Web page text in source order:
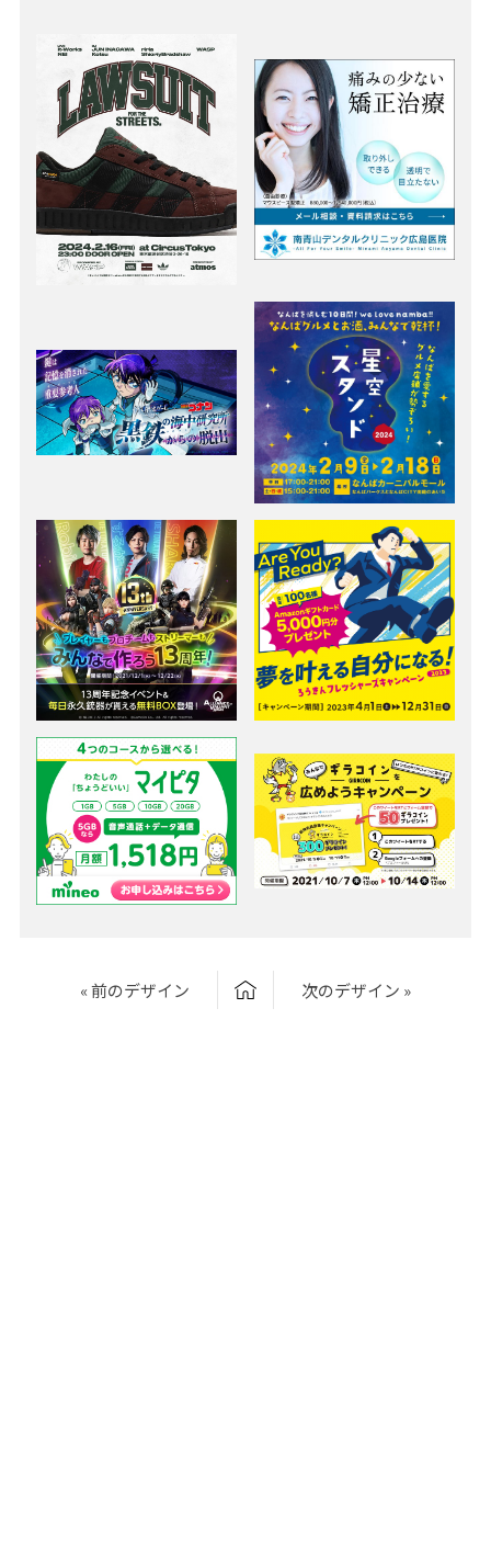
« 前のデザイン 次のデザイン »